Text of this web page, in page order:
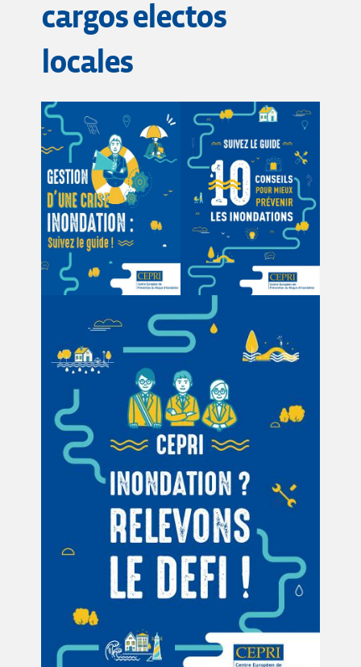
cargos electos
locales